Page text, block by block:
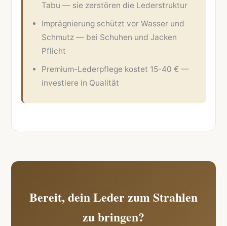
Tabu — sie zerstören die Lederstruktur
Imprägnierung schützt vor Wasser und
Schmutz — bei Schuhen und Jacken
Pflicht
Premium-Lederpflege kostet 15-40 € —
investiere in Qualität
Bereit, dein Leder zum Strahlen
zu bringen?